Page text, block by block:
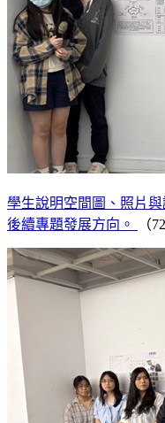
學生說明空間圖、照片
後續專題發展方向。
（